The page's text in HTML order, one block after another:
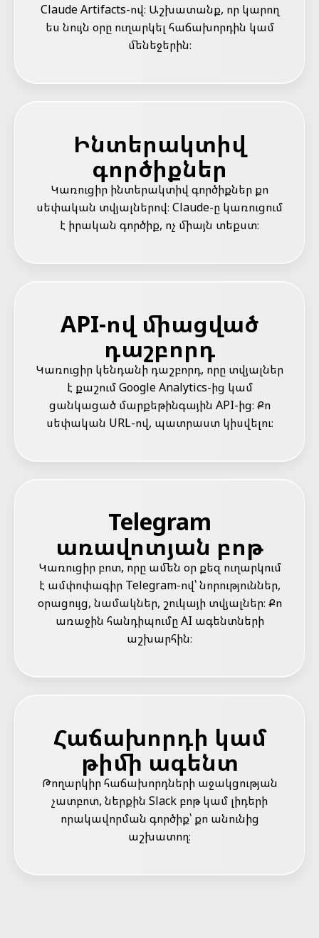
Claude Artifacts-ով։ Աշխատանք, որ կարող
ես նույն օրը ուղարկել հաճախորդին կամ
մենեջերին։
Ինտերակտիվ
գործիքներ
Կառուցիր ինտերակտիվ գործիքներ քո
սեփական տվյալներով։ Claude-ը կառուցում
է իրական գործիք, ոչ միայն տեքստ։
API-ով միացված
դաշբորդ
Կառուցիր կենդանի դաշբորդ, որը տվյալներ
է քաշում Google Analytics-ից կամ
ցանկացած մարքեթինգային API-ից։ Քո
սեփական URL-ով, պատրաստ կիսվելու։
Telegram
առավոտյան բոթ
Կառուցիր բոտ, որը ամեն օր քեզ ուղարկում
է ամփոփագիր Telegram-ով՝ նորություններ,
օրացույց, նամակներ, շուկայի տվյալներ։ Քո
առաջին հանդիպումը AI ագենտների
աշխարհին։
Հաճախորդի կամ
թիմի ագենտ
Թողարկիր հաճախորդների աջակցության
չատբոտ, ներքին Slack բոթ կամ լիդերի
որակավորման գործիք՝ քո անունից
աշխատող։